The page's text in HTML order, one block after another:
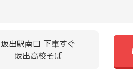
坂出駅南口 下車すぐ
坂出高校そば